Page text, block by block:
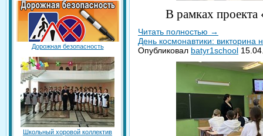
Дорожная безопасность
Школьный хоровой коллектив
В рамках проекта
Читать полностью →
День космонавтики: викторина
Опубликовал batyr1school